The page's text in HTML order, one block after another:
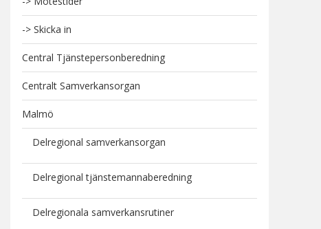
-> Skicka in
Central Tjänstepersonberedning
Centralt Samverkansorgan
Malmö
Delregional samverkansorgan
Delregional tjänstemannaberedning
Delregionala samverkansrutiner